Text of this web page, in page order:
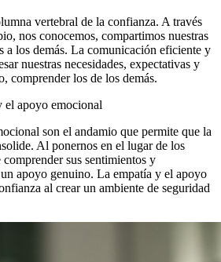
vertebral de la confianza. A través
nos conocemos, compartimos nuestras
a los demás. La comunicación eficiente y
nuestras necesidades, expectativas y
comprender los de los demás.
el apoyo emocional
son el andamio que permite que la
Al ponernos en el lugar de los
comprender sus sentimientos y
apoyo genuino. La empatía y el apoyo
al crear un ambiente de seguridad